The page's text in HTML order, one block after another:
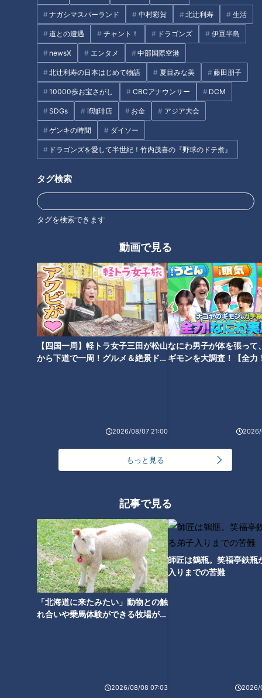
ナガシマスパーランド 中村彩賀 北辻利寿 生活
道との遭遇 チャント！ ドラゴンズ 伊豆半島
newsX エンタメ 中部国際空港
北辻利寿の日本はじめて物語 夏目みな美 藤田朋子
10000歩お宝さがし CBCアナウンサー DCM
SDGs if珈琲店 お金 アジア大会
ゲンキの時間 ダイソー
ドラゴンズを愛して半世紀！竹内茂喜の『野球のドテ煮』
タグ検索
タグを検索できます
動画で見る
【四国一周】軽トラ女子三田が松山
から下道で一周！グルメ＆絶景ドラ
2026/08/07 21:00
なにわ男子が体を張って
ギモンを大調査！【全力
2026/
もっと見る
記事で見る
「北海道に来たみたい」動物との触
れ合いや乗馬体験ができる牧場がオ
2026/08/08 07:03
師匠は鶴瓶。笑福亭鉄瓶
入りまでの苦難
2026/
CBCテレビ：画像「デララバ」
場所は西区、名古屋で最も古い商店街とも言われ、今なおアー
ケードを残す円頓寺商店街。年間を通して多くのイベントがあ
り、週末ともなると活気に満ち溢れています。明治から続く老
舗のお店がありながらも個性豊かな店舗も毎年多くオープン
し、今回ご紹介する「タカ飯店」も2023年8月10日に新たに
円頓寺商店街の仲間入りを果たしました。
実はタカ飯店、オープン前から話題になっていたお店なんで
す。それもそのはず、台湾まぜそばで有名な「麺屋はなび」総
大将である新山直人氏が先行して今池にプロデュースした「今
池飯店」の姉妹店。同店で修業された方が営む町中華として満
を持してオープンを果たしたのです。
な、シンプルな朱色の看板と飾り気のない外観。